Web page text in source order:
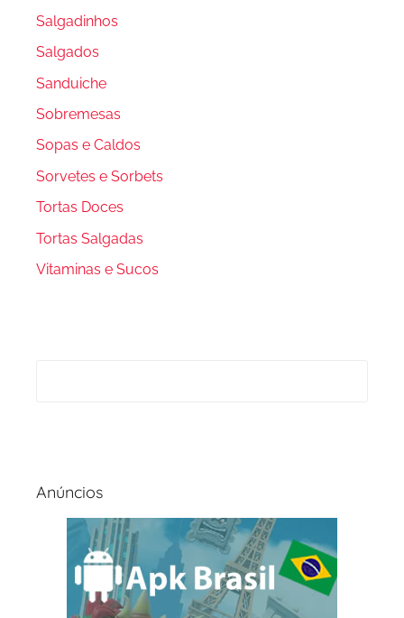
Salgadinhos
Salgados
Sanduiche
Sobremesas
Sopas e Caldos
Sorvetes e Sorbets
Tortas Doces
Tortas Salgadas
Vitaminas e Sucos
Anúncios